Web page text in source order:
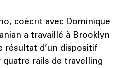
coécrit avec Dominique
a travaillé à Brooklyn
résultat d’un dispositif
rails de travelling